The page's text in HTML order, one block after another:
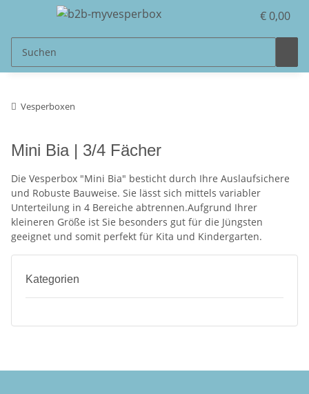
€ 0,00
Vesperboxen
Mini Bia | 3/4 Fächer
Die Vesperbox "Mini Bia" besticht durch Ihre Auslaufsichere
und Robuste Bauweise. Sie lässt sich mittels variabler
Unterteilung in 4 Bereiche abtrennen.Aufgrund Ihrer
kleineren Größe ist Sie besonders gut für die Jüngsten
geeignet und somit perfekt für Kita und Kindergarten.
Kategorien